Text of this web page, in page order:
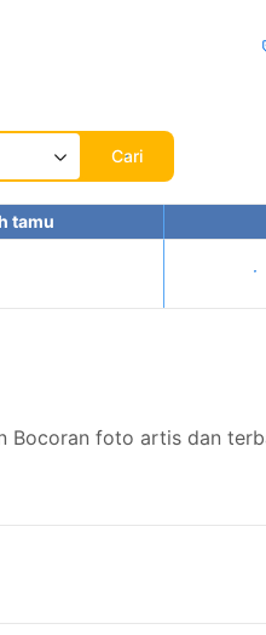
Cari
tamu
Bocoran foto artis dan